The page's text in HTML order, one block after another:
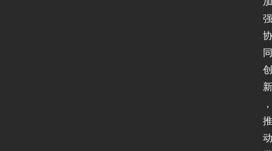
强
协
同
创
新
，
推
动